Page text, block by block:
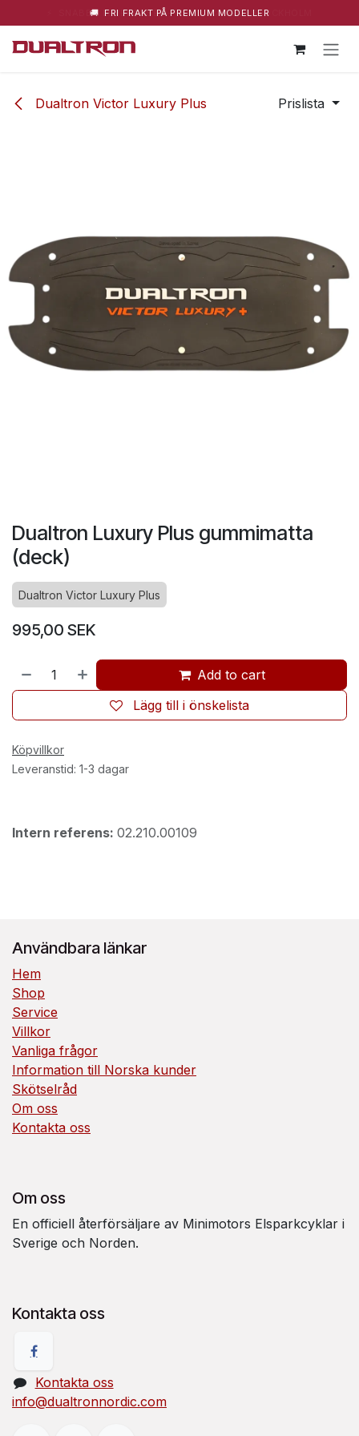
🚚 FRI FRAKT PÅ PREMIUM MODELLER
⚡ SNABBA LEVERANSER – HUVUDLAGER I STOCKHOLM
Dualtron Victor Luxury Plus Prislista
Dualtron Luxury Plus gummimatta
(deck)
Dualtron Victor Luxury Plus
995,00 SEK
Add to cart
Lägg till i önskelista
Köpvillkor
Leveranstid: 1-3 dagar
Intern referens: 02.210.00109
Användbara länkar
Hem
Shop
Service
Villkor
Vanliga frågor
Information till Norska kunder
Skötselråd
Om oss
Kontakta oss
Om oss
En officiell återförsäljare av Minimotors Elsparkcyklar i
Sverige och Norden.
Kontakta oss
Kontakta oss
info@dualtronnordic.com